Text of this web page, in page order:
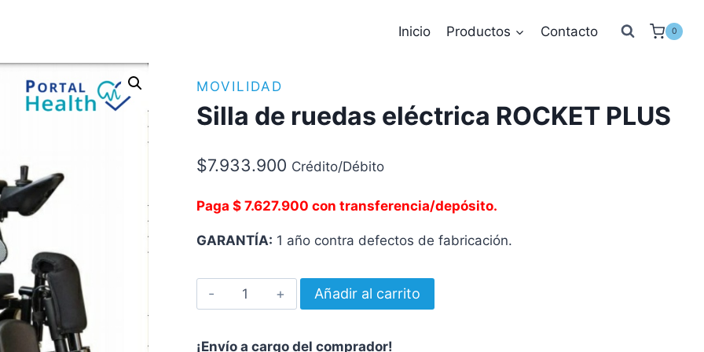
Inicio Productos Contacto 0
MOVILIDAD
Silla de ruedas eléctrica ROCKET PLUS
$7.933.900 Crédito/Débito
Paga $ 7.627.900 con transferencia/depósito.
GARANTÍA: 1 año contra defectos de fabricación.
Silla
de
Añadir al carrito
¡Envío a cargo del comprador!